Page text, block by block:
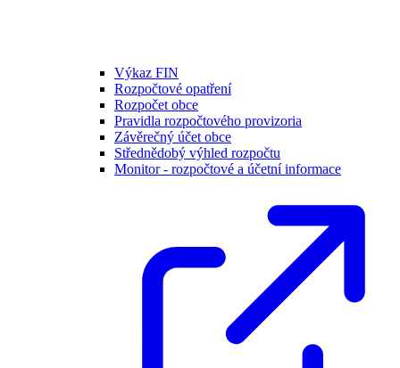
Výkaz FIN
Rozpočtové opatření
Rozpočet obce
Pravidla rozpočtového provizoria
Závěrečný účet obce
Střednědobý výhled rozpočtu
Monitor - rozpočtové a účetní informace